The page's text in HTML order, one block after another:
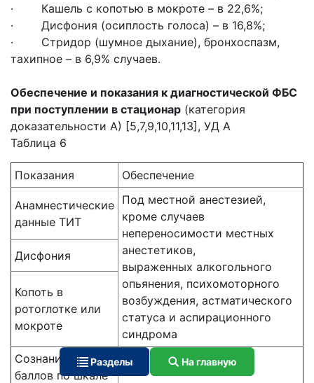
· Кашель с копотью в мокроте – в 22,6%;
· Дисфония (осиплость голоса) – в 16,8%;
· Стридор (шумное дыхание), бронхоспазм,
тахипное – в 6,9% случаев.
Обеспечение и показания к диагностической ФБС
при поступлении в стационар (категория
доказательности А) [5,7,9,10,11,13], УД А
Таблица 6
Показания Обеспечение
Анамнестические
данные ТИТ
Под местной анестезией,
кроме случаев
непереносимости местных
анестетиков,
выраженных алкогольного
опьянения, психомоторного
возбуждения, астматического
статуса и аспирационного
синдрома
Дисфония
Копоть в
ротоглотке или
мокроте
Сознание < 9
баллов по шкале
Разделы На главную